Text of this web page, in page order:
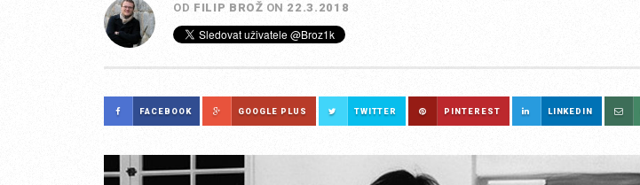
OD FILIP BROŽ ON 22.3.2018
FACEBOOK GOOGLE PLUS TWITTER PINTEREST LINKEDIN